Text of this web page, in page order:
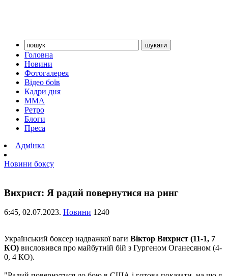
Головна
Новини
Фотогалерея
Відео боїв
Кадри дня
ММА
Ретро
Блоги
Преса
Адмінка
Новини боксу
Вихрист: Я радий повернутися на ринг
6:45, 02.07.2023. Новини 1240
Український боксер надважкої ваги Віктор Вихрист (11-1, 7
КО) висловився про майбутній бій з Гургеном Оганесяном (4-
0, 4 КО).